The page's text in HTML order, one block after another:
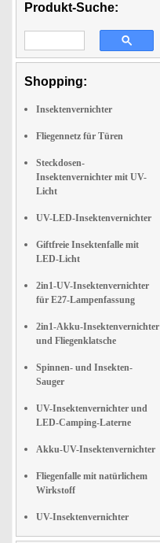
Produkt-Suche:
Shopping:
Insektenvernichter
Fliegennetz für Türen
Steckdosen-
Insektenvernichter mit UV-
Licht
UV-LED-Insektenvernichter
Giftfreie Insektenfalle mit
LED-Licht
2in1-UV-Insektenvernichter
für E27-Lampenfassung
2in1-Akku-Insektenvernichter
und Fliegenklatsche
Spinnen- und Insekten-
Sauger
UV-Insektenvernichter und
LED-Camping-Laterne
Akku-UV-Insektenvernichter
Fliegenfalle mit natürlichem
Wirkstoff
UV-Insektenvernichter